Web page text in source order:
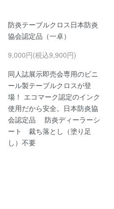
防炎テーブルクロス日本防炎
協会認定品（一卓）
9,000円(税込9,900円)
同人誌展示即売会専用のビニ
ール製テーブルクロスが登
場！ エコマーク認定のインク
使用だから安全。日本防炎協
会認定品 防炎ディーラーシ
ート 裁ち落とし（塗り足
し）不要